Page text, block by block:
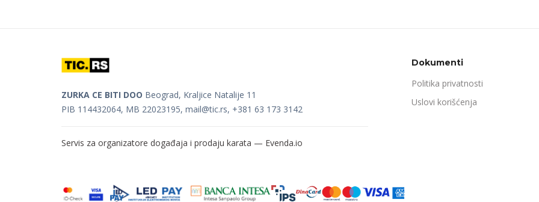
ZURKA CE BITI DOO Beograd, Kraljice Natalije 11
PIB 114432064, MB 22023195, mail@tic.rs, +381 63 173 3142
Servis za organizatore događaja i prodaju karata — Evenda.io
Dokumenti
Politika privatnosti
Uslovi korišćenja